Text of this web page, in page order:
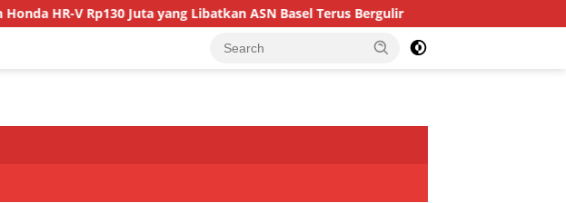
Juta yang Libatkan ASN Basel Terus Bergulir Menyikapi Dinamika di